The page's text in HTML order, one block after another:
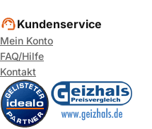
Kundenservice
Mein Konto
FAQ/Hilfe
Kontakt